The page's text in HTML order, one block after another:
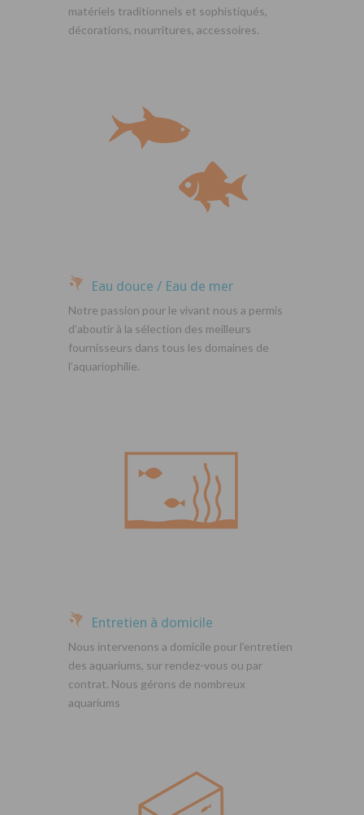
matériels traditionnels et sophistiqués,
décorations, nourritures, accessoires.
Eau douce / Eau de mer
Notre passion pour le vivant nous a permis
d’aboutir à la sélection des meilleurs
fournisseurs dans tous les domaines de
l’aquariophilie.
Entretien à domicile
Nous intervenons a domicile pour l’entretien
des aquariums, sur rendez-vous ou par
contrat. Nous gérons de nombreux
aquariums